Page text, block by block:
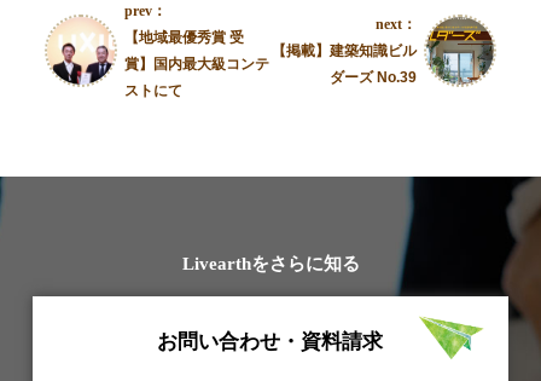
prev：
【地域最優秀賞 受
賞】国内最大級コンテ
ストにて
next：
【掲載】建築知識ビル
ダーズ No.39
Livearthをさらに知る
お問い合わせ・資料請求